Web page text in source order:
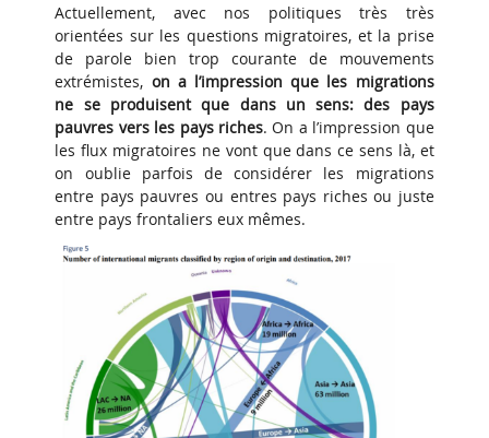
Actuellement, avec nos politiques très très
orientées sur les questions migratoires, et la prise
de parole bien trop courante de mouvements
extrémistes, on a l’impression que les migrations
ne se produisent que dans un sens: des pays
pauvres vers les pays riches. On a l’impression que
les flux migratoires ne vont que dans ce sens là, et
on oublie parfois de considérer les migrations
entre pays pauvres ou entres pays riches ou juste
entre pays frontaliers eux mêmes.